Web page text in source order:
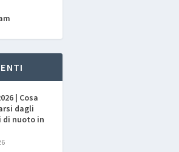
| Cosa
dagli
di nuoto in